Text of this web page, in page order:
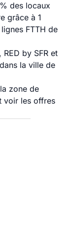
des locaux
grâce à 1
FTTH de
by SFR et
la ville de
zone de
voir les offres